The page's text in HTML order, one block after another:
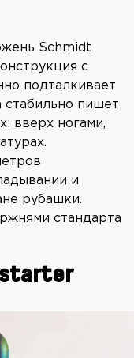
Schmidt
с
подталкивает
стабильно пишет
вверх ногами,
и
рубашки.
стандарта